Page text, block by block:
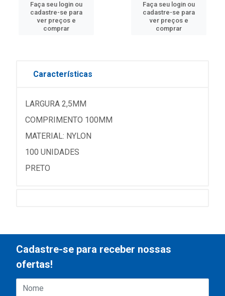
Faça seu login ou
cadastre-se para
ver preços e
comprar
Faça seu login ou
cadastre-se para
ver preços e
comprar
Características
LARGURA 2,5MM
COMPRIMENTO 100MM
MATERIAL: NYLON
100 UNIDADES
PRETO
Cadastre-se para receber nossas
ofertas!